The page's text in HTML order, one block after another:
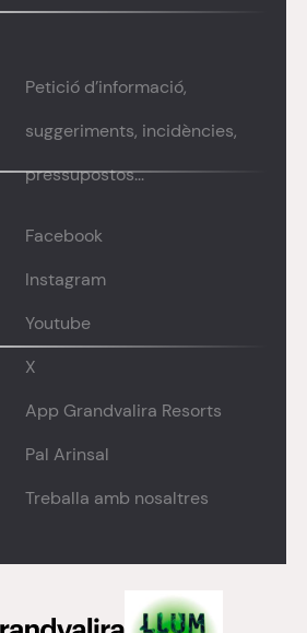
Petició d’informació,
suggeriments, incidències,
pressupostos...
Facebook
Instagram
Youtube
X
App Grandvalira Resorts
Pal Arinsal
Treballa amb nosaltres